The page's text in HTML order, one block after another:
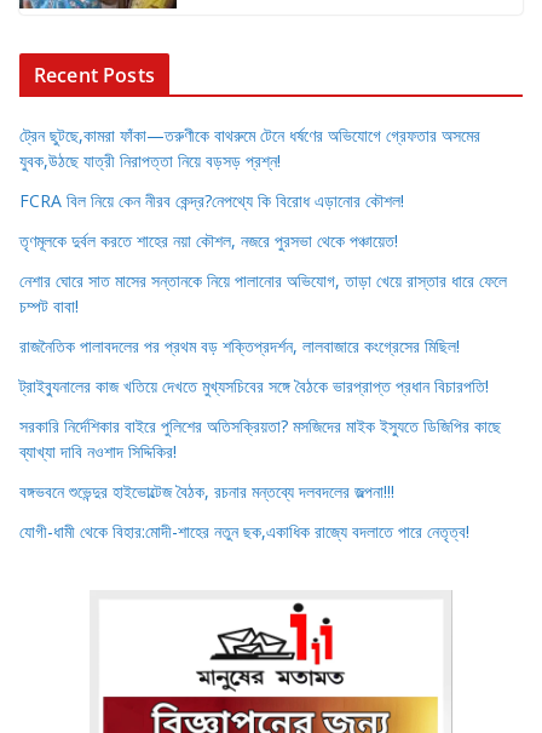
Recent Posts
ট্রেন ছুটছে,কামরা ফাঁকা—তরুণীকে বাথরুমে টেনে ধর্ষণের অভিযোগে গ্রেফতার অসমের
যুবক,উঠছে যাত্রী নিরাপত্তা নিয়ে বড়সড় প্রশ্ন!
FCRA বিল নিয়ে কেন নীরব কেন্দ্র?নেপথ্যে কি বিরোধ এড়ানোর কৌশল!
তৃণমূলকে দুর্বল করতে শাহের নয়া কৌশল, নজরে পুরসভা থেকে পঞ্চায়েত!
নেশার ঘোরে সাত মাসের সন্তানকে নিয়ে পালানোর অভিযোগ, তাড়া খেয়ে রাস্তার ধারে ফেলে
চম্পট বাবা!
রাজনৈতিক পালাবদলের পর প্রথম বড় শক্তিপ্রদর্শন, লালবাজারে কংগ্রেসের মিছিল!
ট্রাইব্যুনালের কাজ খতিয়ে দেখতে মুখ্যসচিবের সঙ্গে বৈঠকে ভারপ্রাপ্ত প্রধান বিচারপতি!
সরকারি নির্দেশিকার বাইরে পুলিশের অতিসক্রিয়তা? মসজিদের মাইক ইস্যুতে ডিজিপির কাছে
ব্যাখ্যা দাবি নওশাদ সিদ্দিকির!
বঙ্গভবনে শুভেন্দুর হাইভোল্টেজ বৈঠক, রচনার মন্তব্যে দলবদলের জল্পনা!!!
যোগী-ধামী থেকে বিহার:মোদী-শাহের নতুন ছক,একাধিক রাজ্যে বদলাতে পারে নেতৃত্ব!